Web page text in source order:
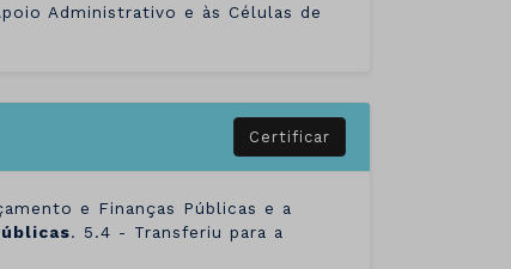
Administrativo e às Células de
Certificar
e Finanças Públicas e a
. 5.4 - Transferiu para a